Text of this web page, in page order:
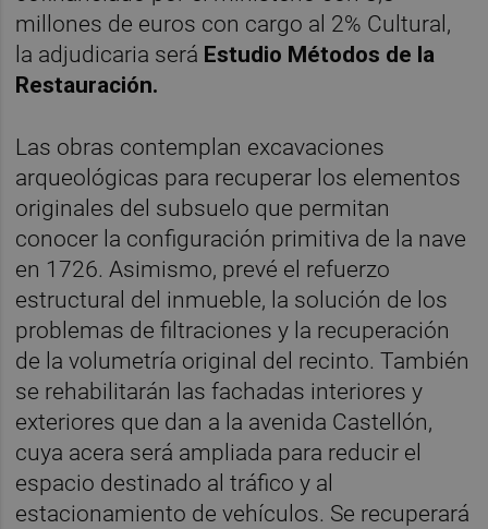
millones de euros con cargo al 2% Cultural,
la adjudicaria será Estudio Métodos de la
Restauración.
Las obras contemplan excavaciones
arqueológicas para recuperar los elementos
originales del subsuelo que permitan
conocer la configuración primitiva de la nave
en 1726. Asimismo, prevé el refuerzo
estructural del inmueble, la solución de los
problemas de filtraciones y la recuperación
de la volumetría original del recinto. También
se rehabilitarán las fachadas interiores y
exteriores que dan a la avenida Castellón,
cuya acera será ampliada para reducir el
espacio destinado al tráfico y al
estacionamiento de vehículos. Se recuperará